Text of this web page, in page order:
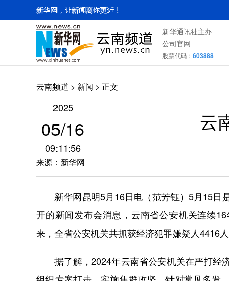
新华通讯社主办
公司官网
股票代码： 603888
云南频道 > 新闻 > 正文
2025
05/16
09:11:56
来源：新华网
云
新华网昆明5月16日电（范芳钰）5月15日
开的新闻发布会消息，云南省公安机关连续
来，全省公安机关共抓获经济犯罪嫌疑人4416
据了解，2024年云南省公安机关在严打经